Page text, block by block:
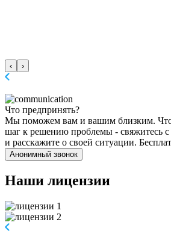
‹ ›
Что предпринять?
Мы поможем вам и вашим близким.
шаг к решению проблемы - свяжитесь
и расскажите о своей ситуации.
Анонимный звонок
Наши лицензии